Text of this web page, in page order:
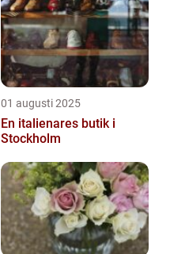
01 augusti 2025
En italienares butik i
Stockholm